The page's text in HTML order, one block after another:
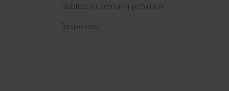
publica la semana próxima.
Responder